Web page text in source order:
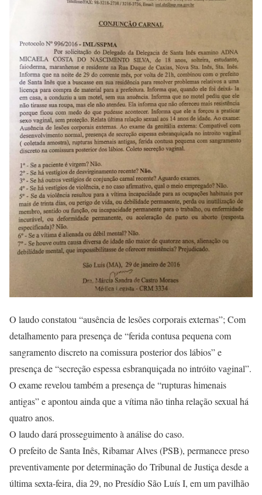
O laudo constatou “ausência de lesões corporais externas”; Com
detalhamento para presença de “ferida contusa pequena com
sangramento discreto na comissura posterior dos lábios” e
presença de “secreção espessa esbranquiçada no intróito vaginal”.
O exame revelou também a presença de “rupturas himenais
antigas” e apontou ainda que a vítima não tinha relação sexual há
quatro anos.
O laudo dará prosseguimento à análise do caso.
O prefeito de Santa Inês, Ribamar Alves (PSB), permanece preso
preventivamente por determinação do Tribunal de Justiça desde a
última sexta-feira, dia 29, no Presídio São Luís I, em um pavilhão